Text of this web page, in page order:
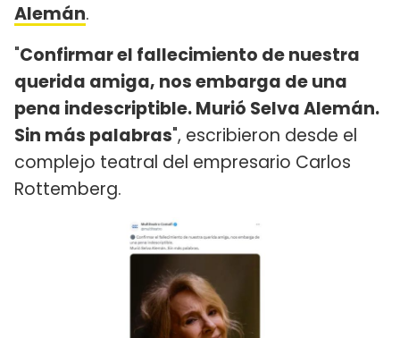
Alemán.
"Confirmar el fallecimiento de nuestra
querida amiga, nos embarga de una
pena indescriptible. Murió Selva Alemán.
Sin más palabras", escribieron desde el
complejo teatral del empresario Carlos
Rottemberg.